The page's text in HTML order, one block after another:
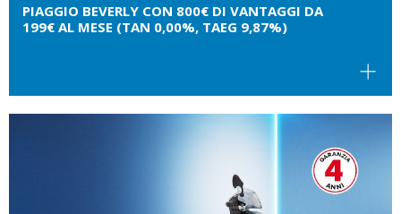
PIAGGIO BEVERLY CON 800€ DI VANTAGGI DA
199€ AL MESE (TAN 0,00%, TAEG 9,87%)